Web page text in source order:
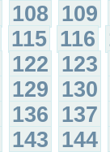
108 109
115 116
122 123
129 130
136 137
143 144